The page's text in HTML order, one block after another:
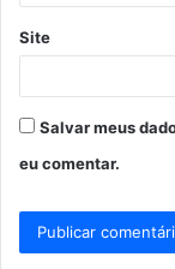
Site
Salvar meus
eu comentar.